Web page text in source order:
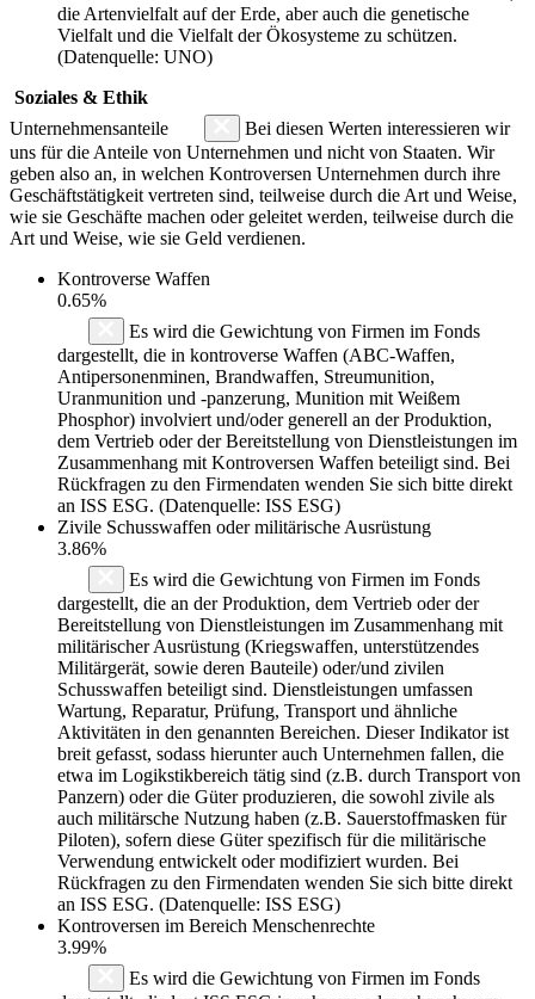
die Artenvielfalt auf der Erde, aber auch die genetische
Vielfalt und die Vielfalt der Ökosysteme zu schützen.
(Datenquelle: UNO)
Soziales & Ethik
Unternehmensanteile
Bei diesen Werten interessieren wir
uns für die Anteile von Unternehmen und nicht von Staaten. Wir
geben also an, in welchen Kontroversen Unternehmen durch ihre
Geschäftstätigkeit vertreten sind, teilweise durch die Art und Weise,
wie sie Geschäfte machen oder geleitet werden, teilweise durch die
Art und Weise, wie sie Geld verdienen.
Kontroverse Waffen
0.65%
Es wird die Gewichtung von Firmen im Fonds
dargestellt, die in kontroverse Waffen (ABC-Waffen,
Antipersonenminen, Brandwaffen, Streumunition,
Uranmunition und -panzerung, Munition mit Weißem
Phosphor) involviert und/oder generell an der Produktion,
dem Vertrieb oder der Bereitstellung von Dienstleistungen im
Zusammenhang mit Kontroversen Waffen beteiligt sind. Bei
Rückfragen zu den Firmendaten wenden Sie sich bitte direkt
an ISS ESG. (Datenquelle: ISS ESG)
Zivile Schusswaffen oder militärische Ausrüstung
3.86%
Es wird die Gewichtung von Firmen im Fonds
dargestellt, die an der Produktion, dem Vertrieb oder der
Bereitstellung von Dienstleistungen im Zusammenhang mit
militärischer Ausrüstung (Kriegswaffen, unterstützendes
Militärgerät, sowie deren Bauteile) oder/und zivilen
Schusswaffen beteiligt sind. Dienstleistungen umfassen
Wartung, Reparatur, Prüfung, Transport und ähnliche
Aktivitäten in den genannten Bereichen. Dieser Indikator ist
breit gefasst, sodass hierunter auch Unternehmen fallen, die
etwa im Logikstikbereich tätig sind (z.B. durch Transport von
Panzern) oder die Güter produzieren, die sowohl zivile als
auch militärsche Nutzung haben (z.B. Sauerstoffmasken für
Piloten), sofern diese Güter spezifisch für die militärische
Verwendung entwickelt oder modifiziert wurden. Bei
Rückfragen zu den Firmendaten wenden Sie sich bitte direkt
an ISS ESG. (Datenquelle: ISS ESG)
Kontroversen im Bereich Menschenrechte
3.99%
Es wird die Gewichtung von Firmen im Fonds